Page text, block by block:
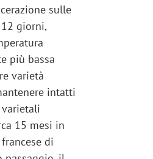
sulle
giorni,
più bassa
varietà
intatti
15 mesi in
di